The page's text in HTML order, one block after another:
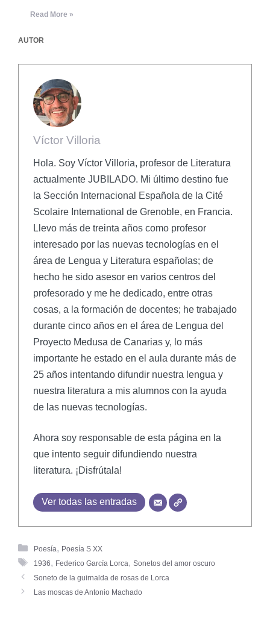
Read More »
AUTOR
Víctor Villoria
Hola. Soy Víctor Villoria, profesor de Literatura
actualmente JUBILADO. Mi último destino fue
la Sección Internacional Española de la Cité
Scolaire International de Grenoble, en Francia.
Llevo más de treinta años como profesor
interesado por las nuevas tecnologías en el
área de Lengua y Literatura españolas; de
hecho he sido asesor en varios centros del
profesorado y me he dedicado, entre otras
cosas, a la formación de docentes; he trabajado
durante cinco años en el área de Lengua del
Proyecto Medusa de Canarias y, lo más
importante he estado en el aula durante más de
25 años intentando difundir nuestra lengua y
nuestra literatura a mis alumnos con la ayuda
de las nuevas tecnologías.
Ahora soy responsable de esta página en la
que intento seguir difundiendo nuestra
literatura. ¡Disfrútala!
Ver todas las entradas
Poesía, Poesía S XX
1936, Federico García Lorca, Sonetos del amor oscuro
Soneto de la guirnalda de rosas de Lorca
Las moscas de Antonio Machado